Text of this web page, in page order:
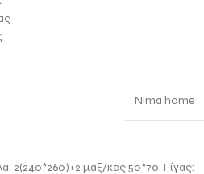
Nima home
2(240*260)+2 μαξ/κες 50*70, Γίγας: